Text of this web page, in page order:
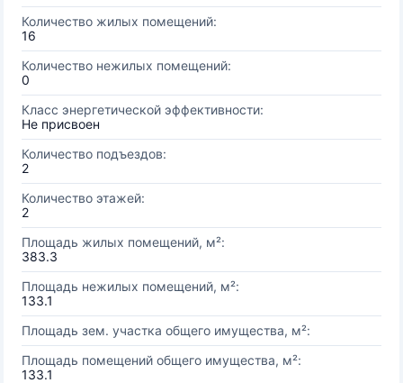
Количество жилых помещений:
16
Количество нежилых помещений:
0
Класс энергетической эффективности:
Не присвоен
Количество подъездов:
2
Количество этажей:
2
Площадь жилых помещений, м²:
383.3
Площадь нежилых помещений, м²:
133.1
Площадь зем. участка общего имущества, м²:
Площадь помещений общего имущества, м²:
133.1